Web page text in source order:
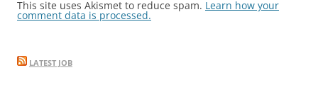
This site uses Akismet to reduce spam. Learn how your
comment data is processed.
LATEST JOB